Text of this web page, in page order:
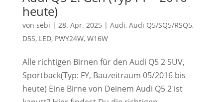
heute)
von sebi | 28. Apr. 2025 | Audi, Audi Q5/SQ5/RSQ5,
D5S, LED, PWY24W, W16W
Alle richtigen Birnen für den Audi Q5 2 SUV,
Sportback(Typ: FY, Bauzeitraum 05/2016 bis
heute) Eine Birne von Deinem Audi Q5 2 ist